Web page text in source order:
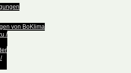
von BoKlima
/